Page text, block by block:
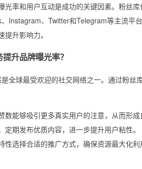
光率和用户互动是成功的关键因素。粉丝
Instagram、Twitter和Telegram等主流平
升影响力。
升品牌曝光率？
全球最受欢迎的社交网络之一。通过粉
数能够吸引更多真实用户的注意，从而形成
定期发布优质内容，进一步提升用户粘性。
性选择合适的推广方式，确保资源最大化利